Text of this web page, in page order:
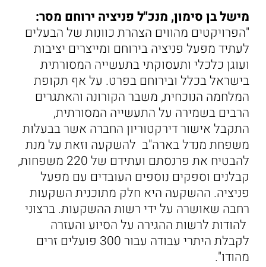
מישל בן סימון, מנכ"ל פניציה ירוחם מסר:
"הפרויקטים מהווים הצהרת כוונות של הבעלים
לעתיד מפעל פניציה בירוחם ומייצרים יציבות
ועוגן כלכלי ותעסוקתי בתעשייה המסורתית
בישראל בכלל ובירוחם בפרט. על אף תקופת
המלחמה הנוכחית, משבר הקורונה והאתגרים
הרבים בשמירה על התעשייה המסורתית,
התקבל אישור דירקטוריון החברה אשר בבעלות
משפחת מנדל בארה"ב להשקעה וזאת על מנת
להבטיח את פרנסתם ועתידם של 220 משפחות,
קבלנים וספקים נוספים העובדים עם מפעל
פניציה. ההשקעה היא חלק מתוכנית השקעות
רחבה שאושרה על ידי רשות ההשקעות. ברצוני
להודות לרשות ההגירה על הסיוע והעזרה
לקבלת היתרי עבודה עבור 300 פועלים זרים
מהודו".